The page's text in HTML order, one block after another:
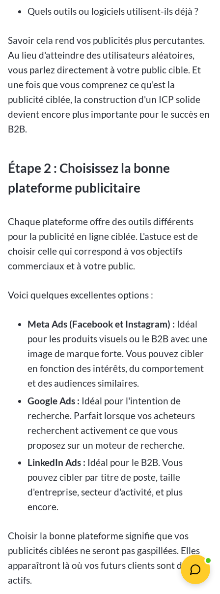
Quels outils ou logiciels utilisent-ils déjà ?
Savoir cela rend vos publicités plus percutantes.
Au lieu d'atteindre des utilisateurs aléatoires,
vous parlez directement à votre public cible. Et
une fois que vous comprenez ce qu'est la
publicité ciblée, la construction d'un ICP solide
devient encore plus importante pour le succès en
B2B.
Étape 2 : Choisissez la bonne
plateforme publicitaire
Chaque plateforme offre des outils différents
pour la publicité en ligne ciblée. L'astuce est de
choisir celle qui correspond à vos objectifs
commerciaux et à votre public.
Voici quelques excellentes options :
Meta Ads (Facebook et Instagram) : Idéal
pour les produits visuels ou le B2B avec une
image de marque forte. Vous pouvez cibler
en fonction des intérêts, du comportement
et des audiences similaires.
Google Ads : Idéal pour l'intention de
recherche. Parfait lorsque vos acheteurs
recherchent activement ce que vous
proposez sur un moteur de recherche.
LinkedIn Ads : Idéal pour le B2B. Vous
pouvez cibler par titre de poste, taille
d'entreprise, secteur d'activité, et plus
encore.
Choisir la bonne plateforme signifie que vos
publicités ciblées ne seront pas gaspillées. Elles
apparaîtront là où vos futurs clients sont déjà
actifs.